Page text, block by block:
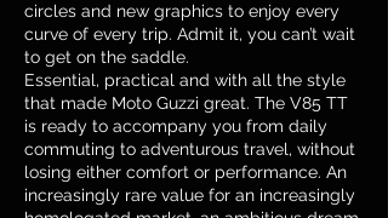
circles and new graphics to enjoy every
curve of every trip. Admit it, you can’t wait
to get on the saddle.
Essential, practical and with all the style
that made Moto Guzzi great. The V85 TT
is ready to accompany you from daily
commuting to adventurous travel, without
losing either comfort or performance. An
increasingly rare value for an increasingly